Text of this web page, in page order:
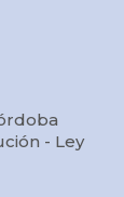
- Ley